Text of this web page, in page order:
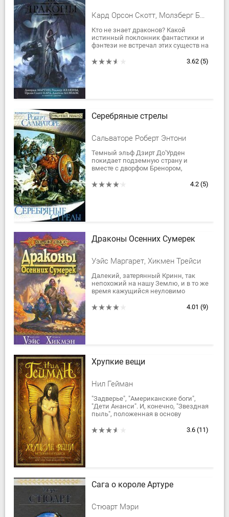
Кард Орсон Скотт, Молзберг Барри Норман, Сильверберг Роберт, Ле Гуин Урсула Крёбер, Новик Наоми, Бигл Питер Сойер, Йолен Джейн, Диксон Гордон Руперт, де Линт Чарльз, Эллисон Харлан, Джордж Рэймонд Ричард Мартин, Хоффман Нина Кирики, Шепард Люциус, Суэнвик Майкл, Бир Элизабет, МакКиллип Патриция Анна, Рид Роберт, Сомтоу С. П., Мэрфи Пэт, Тони ДиТерлицци & Холли Блэк, Кэролайн Джайнис Черри, Стрэн Джонатан, Джаблон Мэрианн, Лэнеган Марго, Блэйлок Джеймс, Линн Элизабет, Маккефри Энн и Тодд
Кто не знает драконов? Какой
истинный поклонник фантастики и
фэнтези не встречал этих существ на
произведений? Драконы огромные
3.62 (5)
Серебряные стрелы
Сальваторе Роберт Энтони
Темный эльф Дзирт До'Урден
покидает подземную страну и
вместе с дворфом Бренором,
Реджисом пускается в трудный путь
4.2 (5)
Драконы Осенних Сумерек
Уэйс Маргарет, Хикмен Трейси
Далекий, затерянный Кринн, так
непохожий на нашу Землю, и в то же
время кажущийся неуловимо
древнем языке. Эльфы, гномы,4.01 (9)
Хрупкие вещи
Нил Гейман
"Задверье", "Американские боги",
"Дети Ананси". И, конечно, "Звездная
пыль", положенная в основу
блокбастера Мэтью Вона с Робертом
3.6 (11)
Сага о короле Артуре
Стюарт Мэри